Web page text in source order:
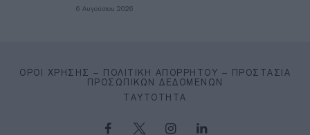
6 Αυγούστου 2026
ΌΡΟΙ ΧΡΉΣΗΣ – ΠΟΛΙΤΙΚΉ ΑΠΟΡΡΉΤΟΥ – ΠΡΟΣΤΑΣΊΑ
ΠΡΟΣΩΠΙΚΏΝ ΔΕΔΟΜΈΝΩΝ
ΤΑΥΤΌΤΗΤΑ